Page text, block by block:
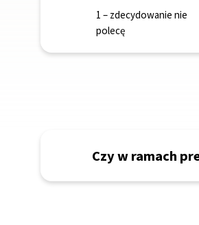
1 – zdecydowanie nie
polecę
Czy w ramach